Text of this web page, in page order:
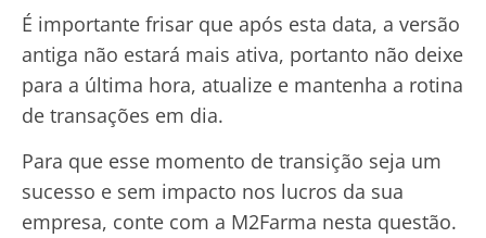
É importante frisar que após esta data, a versão
antiga não estará mais ativa, portanto não deixe
para a última hora, atualize e mantenha a rotina
de transações em dia.
Para que esse momento de transição seja um
sucesso e sem impacto nos lucros da sua
empresa, conte com a M2Farma nesta questão.